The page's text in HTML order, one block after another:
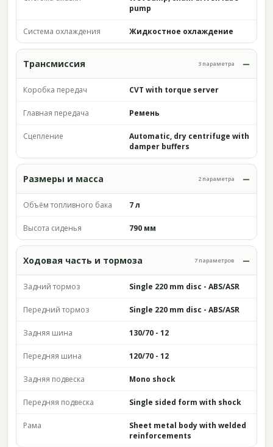
pump
Система охлаждения Жидкостное охлаждение
Трансмиссия 3 параметра
Коробка передач CVT with torque server
Главная передача Ремень
Сцепление
Automatic, dry centrifuge with
damper buffers
Размеры и масса 2 параметра
Объём топливного бака 7 л
Высота сиденья 790 мм
Ходовая часть и тормоза 7 параметров
Задний тормоз Single 220 mm disc - ABS/ASR
Передний тормоз Single 220 mm disc - ABS/ASR
Задняя шина 130/70 - 12
Передняя шина 120/70 - 12
Задняя подвеска Mono shock
Передняя подвеска Single sided form with shock
Рама
Sheet metal body with welded
reinforcements